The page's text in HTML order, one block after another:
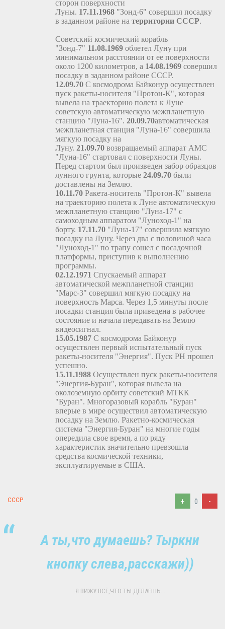
сторон поверхности
Луны. 17.11.1968 "Зонд-6" совершил посадку
в заданном районе на территории СССР.
Советский космический корабль
"Зонд-7" 11.08.1969 облетел Луну при
минимальном расстоянии от ее поверхности
около 1200 километров, а 14.08.1969 совершил
посадку в заданном районе СССР.
12.09.70 С космодрома Байконур осуществлен
пуск ракеты-носителя "Протон-К", которая
вывела на траекторию полета к Луне
советскую автоматическую межпланетную
станцию "Луна-16". 20.09.70автоматическая
межпланетная станция "Луна-16" совершила
мягкую посадку на
Луну. 21.09.70 возвращаемый аппарат АМС
"Луна-16" стартовал с поверхности Луны.
Перед стартом был произведен забор образцов
лунного грунта, которые 24.09.70 были
доставлены на Землю.
10.11.70 Ракета-носитель "Протон-К" вывела
на траекторию полета к Луне автоматическую
межпланетную станцию "Луна-17" с
самоходным аппаратом "Луноход-1" на
борту. 17.11.70 "Луна-17" совершила мягкую
посадку на Луну. Через два с половиной часа
"Луноход-1" по трапу сошел с посадочной
платформы, приступив к выполнению
программы.
02.12.1971 Спускаемый аппарат
автоматической межпланетной станции
"Марс-3" совершил мягкую посадку на
поверхность Марса. Через 1,5 минуты после
посадки станция была приведена в рабочее
состояние и начала передавать на Землю
видеосигнал.
15.05.1987 С космодрома Байконур
осуществлен первый испытательный пуск
ракеты-носителя "Энергия". Пуск РН прошел
успешно.
15.11.1988 Осуществлен пуск ракеты-носителя
"Энергия-Буран", которая вывела на
околоземную орбиту советский МТКК
"Буран". Многоразовый корабль "Буран"
вперые в мире осуществил автоматическую
посадку на Землю. Ракетно-космическая
система "Энергия-Буран" на многие годы
опередила свое время, а по ряду
характеристик значительно превзошла
средства космической техники,
эксплуатируемые в США.
СССР + 0 -
А ты,что думаешь? Тыркни
кнопку слева,расскажи))
Я ВИЖУ ВСЁ,ЧТО ТЫ ДЕЛАЕШЬ...